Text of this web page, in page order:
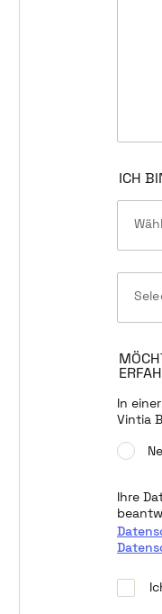
ICH
In
Vintia
Ihre